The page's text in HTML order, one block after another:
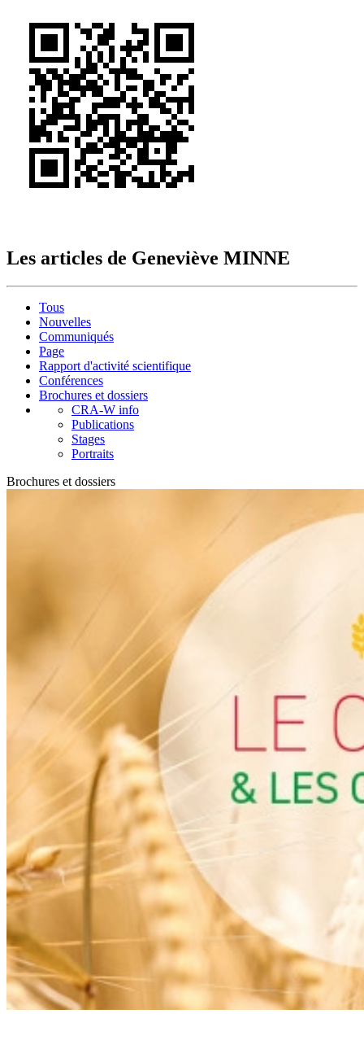
Les articles de Geneviève MINNE
Tous
Nouvelles
Communiqués
Page
Rapport d'activité scientifique
Conférences
Brochures et dossiers
CRA-W info
Publications
Stages
Portraits
Brochures et dossiers